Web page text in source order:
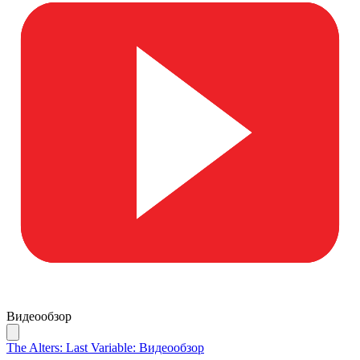
Видеообзор
The Alters: Last Variable: Видеообзор